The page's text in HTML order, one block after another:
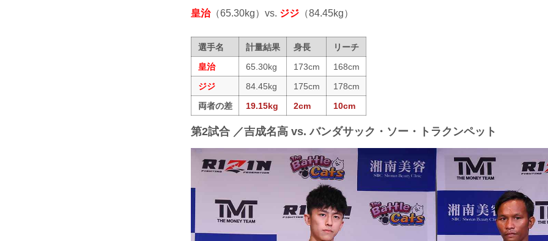
皇治（65.30kg）vs. ジジ （84.45kg）
選手名 計量結果 身長
リーチ
皇治
65.30kg 173cm
168cm
ジジ
84.45kg 175cm
178cm
両者の差
19.15kg 2cm 10cm
第2試合 ／吉成名高 vs. バンダサック・ソー・トラクンペット